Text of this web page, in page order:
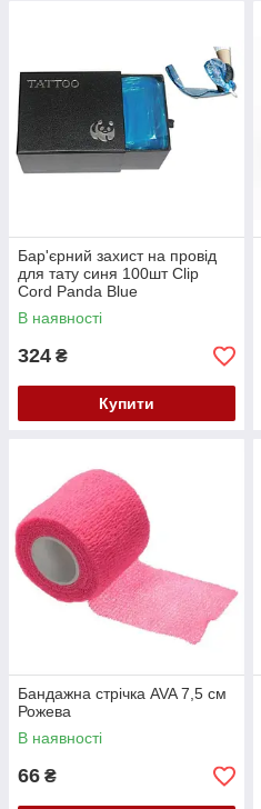
Бар'єрний захист на провід
для тату синя 100шт Clip
Cord Panda Blue
В наявності
324 ₴
Купити
Бандажна стрічка AVA 7,5 см
Рожева
В наявності
66 ₴